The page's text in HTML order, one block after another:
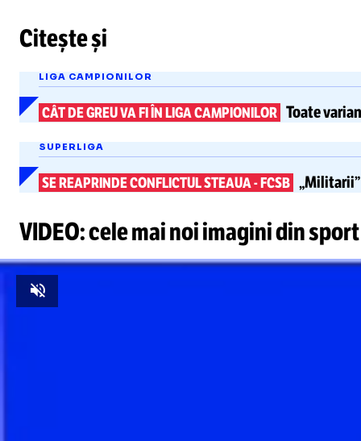
Citește și
LIGA CAMPIONILOR
CÂT DE GREU VA FI ÎN LIGA CAMPIONILOR Toate
SUPERLIGA
SE REAPRINDE CONFLICTUL STEAUA-FCSB
VIDEO: cele mai noi imagini din sport
Unmute
Foto1/5:Nicușor Dan și George Simion FOTO Imago